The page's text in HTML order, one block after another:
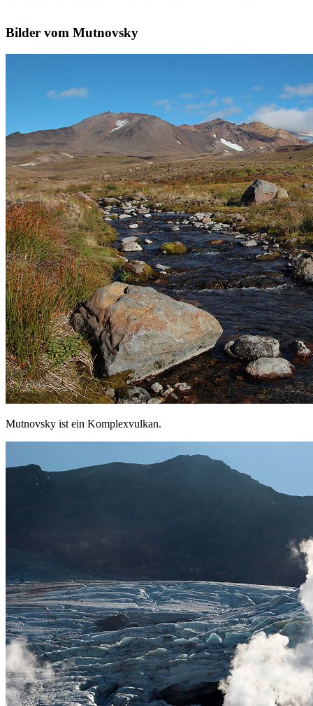
Bilder vom Mutnovsky
Mutnovsky ist ein Komplexvulkan.